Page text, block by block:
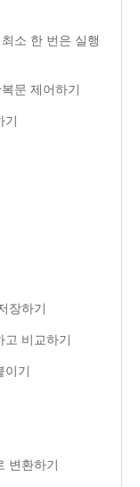
소 한 번은 실행
문 제어하기
기
장하기
고 비교하기
이기
변환하기